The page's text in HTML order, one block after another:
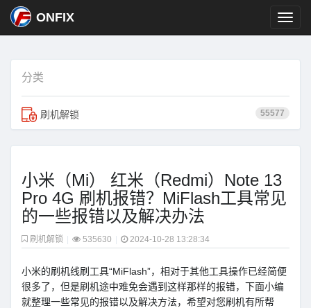
ONFIX
分类
55577
刷机解锁
小米（Mi） 红米（Redmi）Note 13
Pro 4G 刷机报错？MiFlash工具常见
的一些报错以及解决办法
刷机解锁 535630 2024-10-28 13:28:34
小米的刷机线刷工具“MiFlash”，相对于其他工具操作已经简便
很多了，但是刷机途中难免会遇到这样那样的报错，下面小编
就整理一些常见的报错以及解决方法，希望对您刷机有所帮